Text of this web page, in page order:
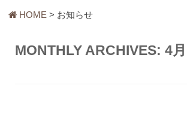
HOME お知らせ
MONTHLY ARCHIVES: 4